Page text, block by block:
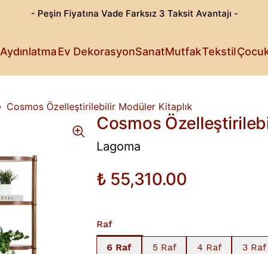
- Peşin Fiyatına Vade Farksız 3 Taksit Avantajı -
Aydınlatma Işıldayan
Ev Dekorasyon Detaylı
Sanat Sanattan
Mutfak Estetik
Tekstil
Rahat
Küçüklerin
Patili
Fark
Cosmos Özelleştirilebilir Modüler Kitaplık
Cosmos
Lagoma
₺ 55,310.00
Raf
6 Raf 5 Raf 4 Raf
3 Raf